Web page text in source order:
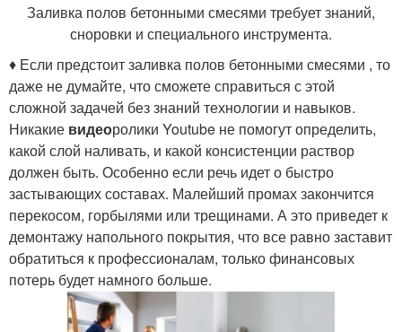
Заливка полов бетонными смесями требует знаний,
сноровки и специального инструмента.
♦ Если предстоит заливка полов бетонными смесями , то
даже не думайте, что сможете справиться с этой
сложной задачей без знаний технологии и навыков.
Никакие видеоролики Youtube не помогут определить,
какой слой наливать, и какой консистенции раствор
должен быть. Особенно если речь идет о быстро
застывающих составах. Малейший промах закончится
перекосом, горбылями или трещинами. А это приведет к
демонтажу напольного покрытия, что все равно заставит
обратиться к профессионалам, только финансовых
потерь будет намного больше.